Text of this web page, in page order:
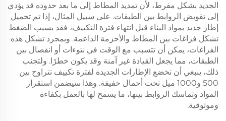
الجديد بشكل مفرط، لأن تمديد المطاط إلى ما بعد حدوده قد يؤدي
إلى تقويض الروابط بين الطبقات. على سبيل المثال، إذا تم تحميل
إطار جديد بمواد البناء قبل انتهاء فترة التكييف، فقد يسبب الضغط
تشكل فراغات بين المطاط والأحزمة الداعمة. وبمجرد تشكل هذه
الفراغات، يمكن أن تتسبب مع الوقت في نتوءات أو انفصال بين
الطبقات، مما يجعل القيادة غير آمنة وقد يكون خطرًا. ولتجنب
ذلك، ينبغي أن تخضع الإطارات الجديدة لفترة تكييف تتراوح بين
500 و1000 ميل تحت أحمال خفيفة. وهذا سيضمن استقرار
المواد وتماسك الروابط بينها، ما يسمح لها بالعمل بكفاءة
وموثوقية.